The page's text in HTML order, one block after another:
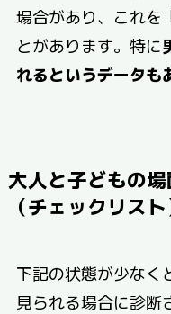
場合があり、これを
とがあります。特に
れるというデータも
大人と子どもの
（チェックリスト
下記の状態が少なく
見られる場合に診断